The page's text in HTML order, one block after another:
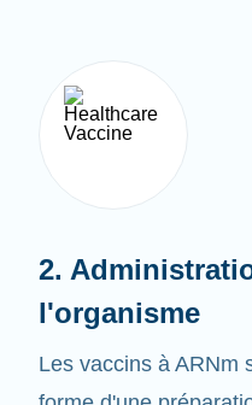
l'organisme
Les vaccins à ARNm
forme d'une